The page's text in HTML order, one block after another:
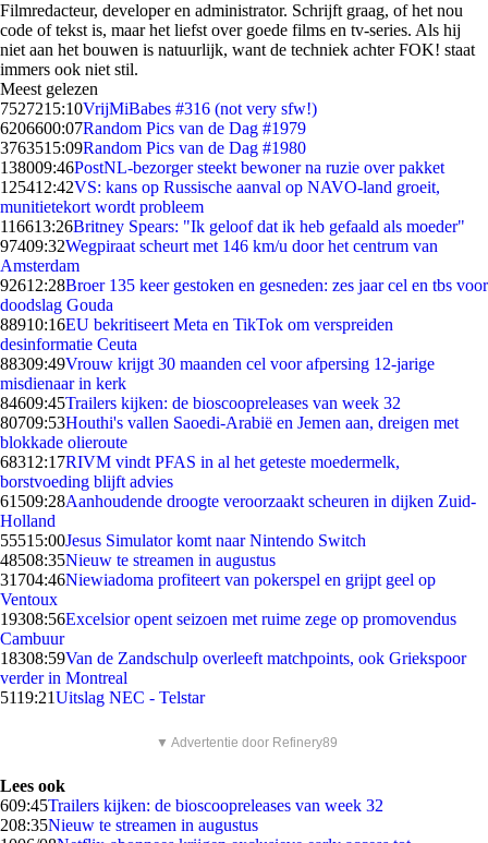
Filmredacteur, developer en administrator. Schrijft graag, of het nou
code of tekst is, maar het liefst over goede films en tv-series. Als hij
niet aan het bouwen is natuurlijk, want de techniek achter FOK! staat
immers ook niet stil.
Meest gelezen
7527215:10VrijMiBabes #316 (not very sfw!)
6206600:07Random Pics van de Dag #1979
3763515:09Random Pics van de Dag #1980
138009:46PostNL-bezorger steekt bewoner na ruzie over pakket
125412:42VS: kans op Russische aanval op NAVO-land groeit,
munitietekort wordt probleem
116613:26Britney Spears: "Ik geloof dat ik heb gefaald als moeder"
97409:32Wegpiraat scheurt met 146 km/u door het centrum van
Amsterdam
92612:28Broer 135 keer gestoken en gesneden: zes jaar cel en tbs voor
doodslag Gouda
88910:16EU bekritiseert Meta en TikTok om verspreiden
desinformatie Ceuta
88309:49Vrouw krijgt 30 maanden cel voor afpersing 12-jarige
misdienaar in kerk
84609:45Trailers kijken: de bioscoopreleases van week 32
80709:53Houthi's vallen Saoedi-Arabië en Jemen aan, dreigen met
blokkade olieroute
68312:17RIVM vindt PFAS in al het geteste moedermelk,
borstvoeding blijft advies
61509:28Aanhoudende droogte veroorzaakt scheuren in dijken Zuid-
Holland
55515:00Jesus Simulator komt naar Nintendo Switch
48508:35Nieuw te streamen in augustus
31704:46Niewiadoma profiteert van pokerspel en grijpt geel op
Ventoux
19308:56Excelsior opent seizoen met ruime zege op promovendus
Cambuur
18308:59Van de Zandschulp overleeft matchpoints, ook Griekspoor
verder in Montreal
5119:21Uitslag NEC - Telstar
▼ Advertentie door Refinery89
Lees ook
609:45Trailers kijken: de bioscoopreleases van week 32
208:35Nieuw te streamen in augustus